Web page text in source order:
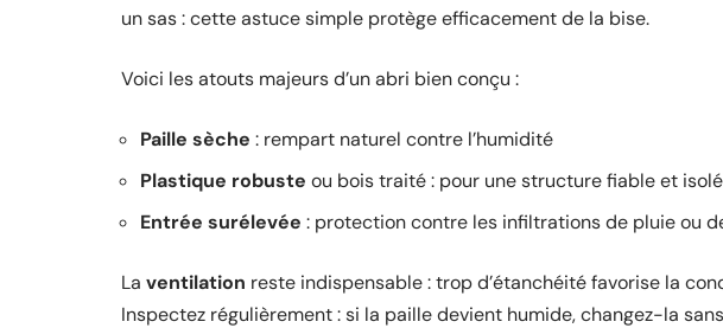
un sas : cette astuce simple protège efficacement de la bise.
Voici les atouts majeurs d’un abri bien conçu :
Paille sèche : rempart naturel contre l’humidité
Plastique robuste ou bois traité : pour une structure fiable et
Entrée surélevée : protection contre les infiltrations de pluie ou
La ventilation reste indispensable : trop d’étanchéité favorise la
Inspectez régulièrement : si la paille devient humide, changez-la